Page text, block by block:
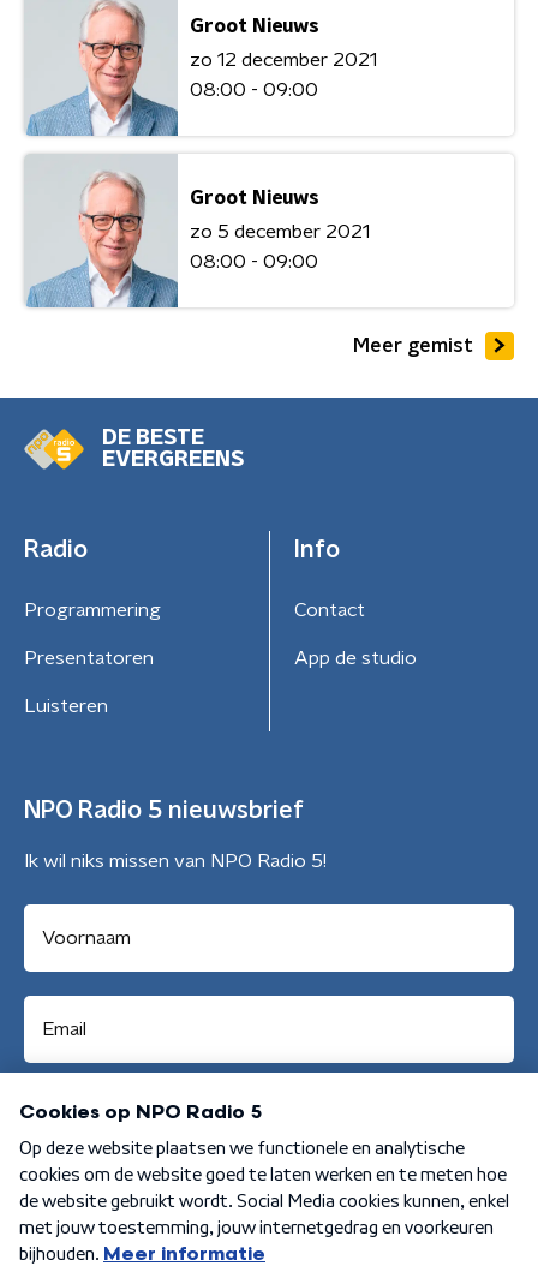
Groot Nieuws
zo 12 december 2021
08:00 - 09:00
Groot Nieuws
zo 5 december 2021
08:00 - 09:00
Meer gemist
DE BESTE
EVERGREENS
Radio
Programmering
Presentatoren
Luisteren
Info
Contact
App de studio
NPO Radio 5 nieuwsbrief
Ik wil niks missen van NPO Radio 5!
Aanmelden
Algemene voorwaarden